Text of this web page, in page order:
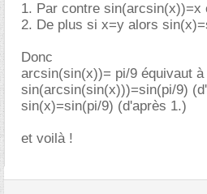
1. Par contre sin(arcsin(x))=x
2. De plus si x=y alors
Donc
arcsin(sin(x))= pi/9 équivaut à
sin(arcsin(sin(x)))=sin(pi/9)
sin(x)=sin(pi/9) (d'après 1.)
et voilà !